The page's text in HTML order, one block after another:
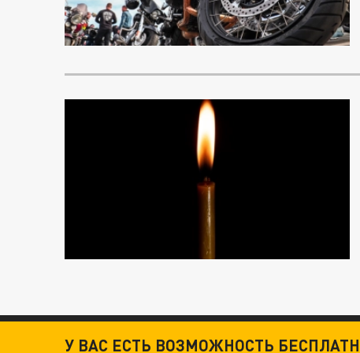
У ВАС ЕСТЬ ВОЗМОЖНОСТЬ